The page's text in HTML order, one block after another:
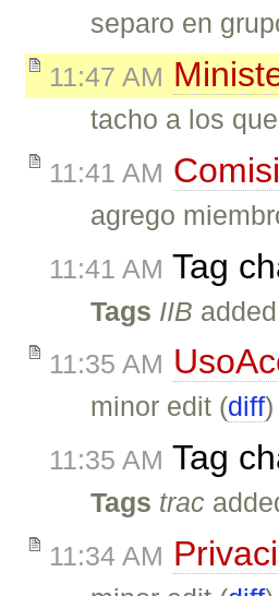
separo en
11:47 AM
tacho a los
11:41 AM
agrego
11:41 AM Tag
Tags IIB added
11:35 AM
minor edit (diff)
11:35 AM Tag
Tags trac
11:34 AM